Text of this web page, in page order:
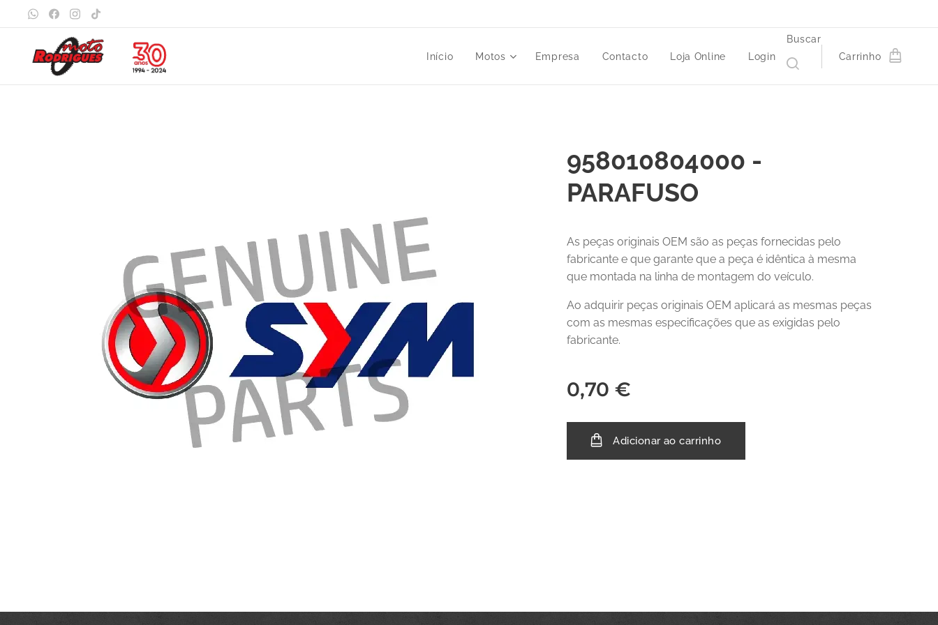
Início Motos Empresa Contacto Loja Online Login
Buscar
Carrinho
958010804000 -
PARAFUSO
As peças originais OEM são as peças fornecidas pelo
fabricante e que garante que a peça é idêntica à mesma
que montada na linha de montagem do veículo.
Ao adquirir peças originais OEM aplicará as mesmas peças
com as mesmas especificações que as exigidas pelo
fabricante.
0,70 €
Adicionar ao carrinho